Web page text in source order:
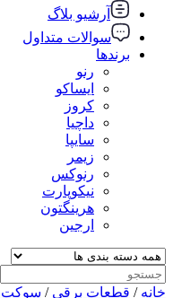
آرشیو بلاگ
سوالات متداول
برندها
رنو
ایساکو
کروز
داچیا
سایپا
زیمر
رنوکس
نیکوپارت
هرینگتون
ارجین
خانه / قطعات برقی / سوکت